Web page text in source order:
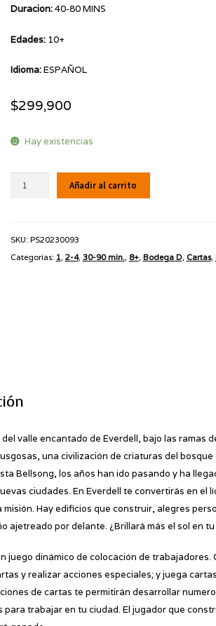
Duracion:40-80 MINS
Edades: 10+
Idioma:ESPAÑOL
$299,900
Hay existencias
EVERDELL:
Añadir al carrito
SKU: PS20230093
Categorías: 1, 2-4, 30-90 min., 8+, Bodega D, Cartas,
valle encantado de Everdell, bajo las ramas
una civilización de criaturas del
Bellsong, los años han ido pasando y ha
ciudades. En Everdell te convertirás en
misión. Hay edificios que construir, alegres
ajetreado por delante. ¿Brillará más el sol en
juego dinámico de colocación de
y realizar acciones especiales; y juega
de cartas te permitirán desarrollar
para trabajar en tu ciudad. El jugador que